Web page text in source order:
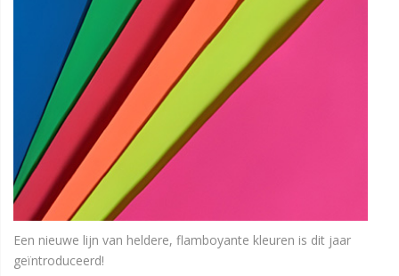
Een nieuwe lijn van heldere, flamboyante kleuren is dit jaar
geïntroduceerd!